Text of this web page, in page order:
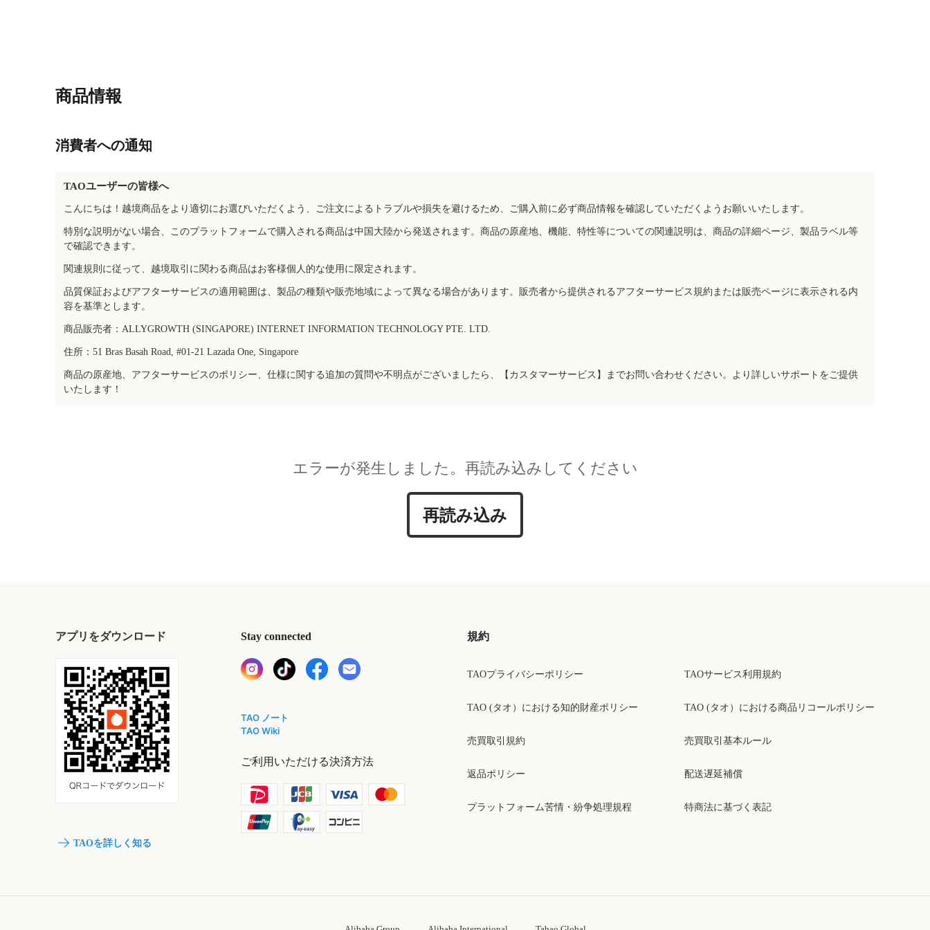
商品情報
消費者への通知
TAOユーザーの皆様へ
こんにちは！越境商品をより適切にお選びいただくよう、ご注文によるトラブルや損失を避けるため、ご購入前に必ず商品情報を確認していただくようお願いいたします。
特別な説明がない場合、このプラットフォームで購入される商品は中国大陸から発送されます。商品の原産地、機能、特性等についての関連説明は、商品の詳細ページ、製品ラベル等
で確認できます。
関連規則に従って、越境取引に関わる商品はお客様個人的な使用に限定されます。
品質保証およびアフターサービスの適用範囲は、製品の種類や販売地域によって異なる場合があります。販売者から提供されるアフターサービス規約または販売ページに表示される内
容を基準とします。
商品販売者：ALLYGROWTH (SINGAPORE) INTERNET INFORMATION TECHNOLOGY PTE. LTD.
住所：51 Bras Basah Road, #01-21 Lazada One, Singapore
商品の原産地、アフターサービスのポリシー、仕様に関する追加の質問や不明点がございましたら、【カスタマーサービス】までお問い合わせください。より詳しいサポートをご提供
いたします！
エラーが発生しました。再読み込みしてください
再読み込み
アプリをダウンロード
TAOを詳しく知る
Stay connected
TAO ノート
TAO Wiki
ご利用いただける決済方法
規約
TAOプライバシーポリシー
TAO (タオ）における知的財産ポリシー
売買取引規約
返品ポリシー
プラットフォーム苦情・紛争処理規程
TAOサービス利用規約
TAO (タオ）における商品リコールポリシー
売買取引基本ルール
配送遅延補償
特商法に基づく表記